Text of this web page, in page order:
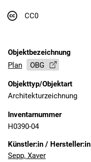
Nutzung
CC0
Objektbezeichnung
Plan
OBG
Objekttyp/Objektart
Architekturzeichnung
Inventarnummer
H0390-04
Künstler:in / Hersteller:in
Sepp, Xaver